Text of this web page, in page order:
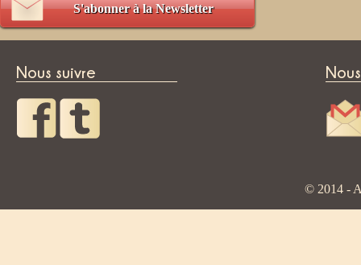
S'abonner à la Newsletter
Nous suivre
© 2014 -